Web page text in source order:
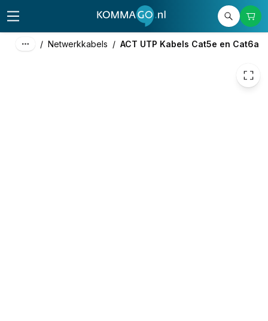
/ Netwerkkabels / ACT UTP Kabels Cat5e en Cat6a